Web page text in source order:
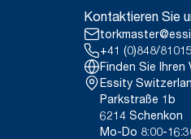
Kontaktieren Sie
+41 (0)848/
Finden Sie
Essity
Parkstraße 1b
6214 Schenkon
Mo-Do 8:00-